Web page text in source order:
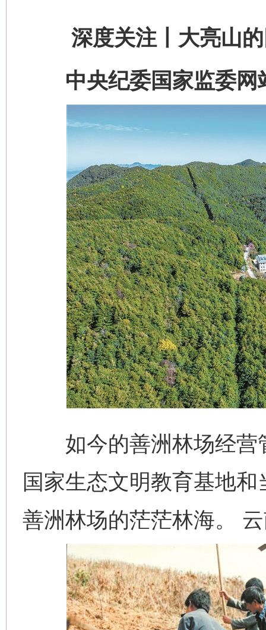
深度关注丨大亮山的
中央纪委国家监委网
如今的善洲林场经营
国家生态文明教育基地
善洲林场的茫茫林海。